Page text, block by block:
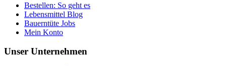
Bestellen: So geht es
Lebensmittel Blog
Bauerntüte Jobs
Mein Konto
Unser Unternehmen